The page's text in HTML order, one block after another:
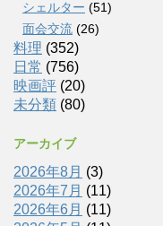
シェルター (51)
面会交流 (26)
料理 (352)
日常 (756)
映画評 (20)
未分類 (80)
アーカイブ
2026年8月 (3)
2026年7月 (11)
2026年6月 (11)